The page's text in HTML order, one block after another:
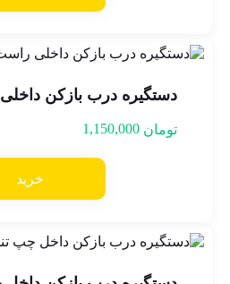
دستگیره درب بازکن
تومان
خرید